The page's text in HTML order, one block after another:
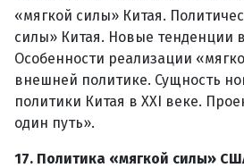
«мягкой силы» Китая.
силы» Китая. Новые тенденции
Особенности реализации
внешней политике. Сущность
политики Китая в XXI веке.
один путь».
17. Политика «мягкой силы»